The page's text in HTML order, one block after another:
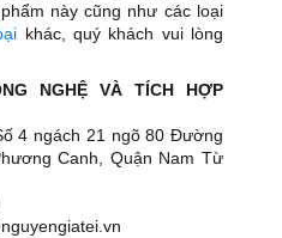
này cũng như các loại
khác, quý khách vui lòng
NGHỆ VÀ TÍCH HỢP
4 ngách 21 ngõ 80 Đường
Canh, Quận Nam Từ